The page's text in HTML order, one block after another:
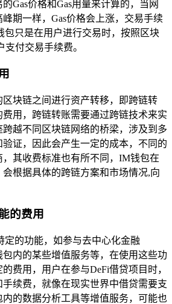
Gas价格和Gas用量来计算的，当网
期一样，Gas价格会上涨，交易手续
包只是在用户进行交易时，按照区块
付交易手续费。
块链之间进行资产转移，即跨链转
用，跨链转账需要通过跨链技术来实
越不同区块链网络的桥梁，涉及到多
证，因此会产生一定的成本，不同的
其收费标准也有所不同，IM钱包在
根据具体的跨链方案和市场情况,向
的费用
定的功能，如参与去中心化金融
包内的某些增值服务等，在使用这些功
费用，用户在参与DeFi借贷项目时，
续费，就像在现实世界中借贷需要支
的数据分析工具等增值服务，可能也